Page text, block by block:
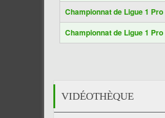
Championnat de Ligue 1
Championnat de Ligue 1
VIDÉOTHÈQUE